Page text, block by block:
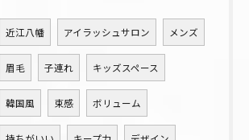
近江八幡 アイラッシュサロン メンズ
眉毛 子連れ キッズスペース
韓国風 束感 ボリューム